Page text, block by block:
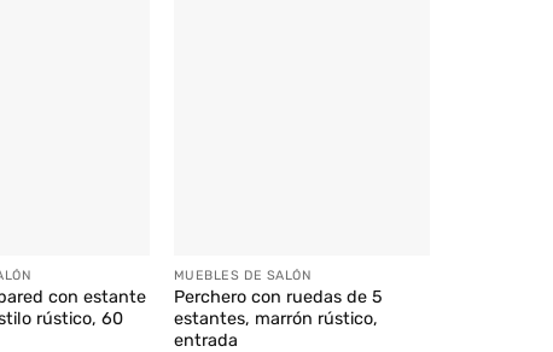
con estante
rústico, 60
MUEBLES DE SALÓN
Perchero con ruedas de 5
estantes, marrón rústico,
entrada